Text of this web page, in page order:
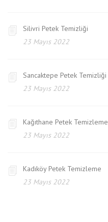
Silivri Petek Temizliği
23 Mayıs 2022
Sancaktepe Petek Temizliği
23 Mayıs 2022
Kağıthane Petek Temizleme
23 Mayıs 2022
Kadıköy Petek Temizleme
23 Mayıs 2022